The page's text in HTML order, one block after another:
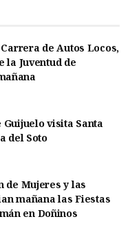
de Autos Locos,
la Juventud de
visita Santa
del Soto
de Mujeres y las
mañana las Fiestas
en Doñinos